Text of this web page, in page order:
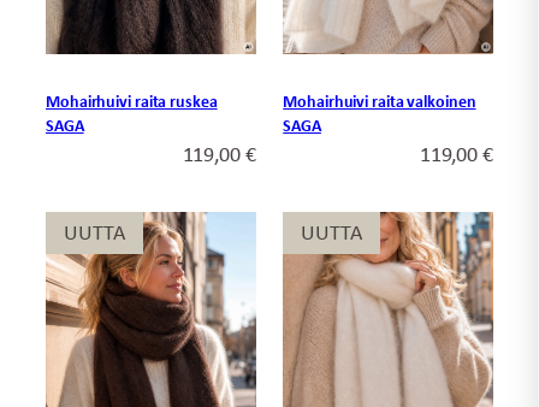
Mohairhuivi raita ruskea
SAGA
119,00€
Mohairhuivi raita valkoinen
SAGA
119,00€
UUTTA
UUTTA UUTTA
UUTTA